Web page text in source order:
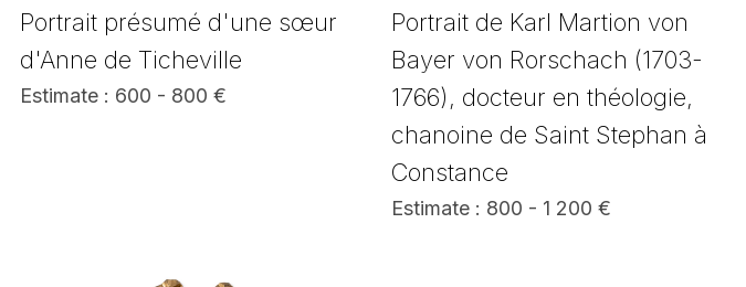
Portrait présumé d'une sœur
d'Anne de Ticheville
Estimate : 600 - 800 €
Portrait de Karl Martion von
Bayer von Rorschach (1703-
1766), docteur en théologie,
chanoine de Saint Stephan à
Constance
Estimate : 800 - 1 200 €